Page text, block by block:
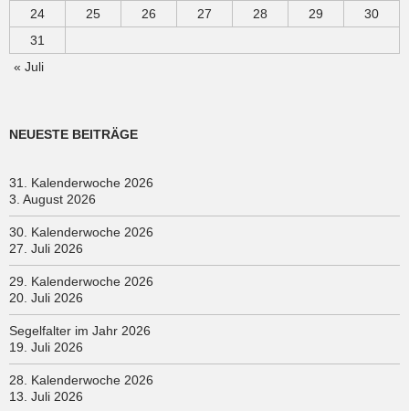
24
25 26 27 28 29
30
31
« Juli
NEUESTE BEITRÄGE
31. Kalenderwoche 2026
3. August 2026
30. Kalenderwoche 2026
27. Juli 2026
29. Kalenderwoche 2026
20. Juli 2026
Segelfalter im Jahr 2026
19. Juli 2026
28. Kalenderwoche 2026
13. Juli 2026